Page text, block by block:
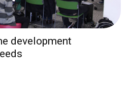
development